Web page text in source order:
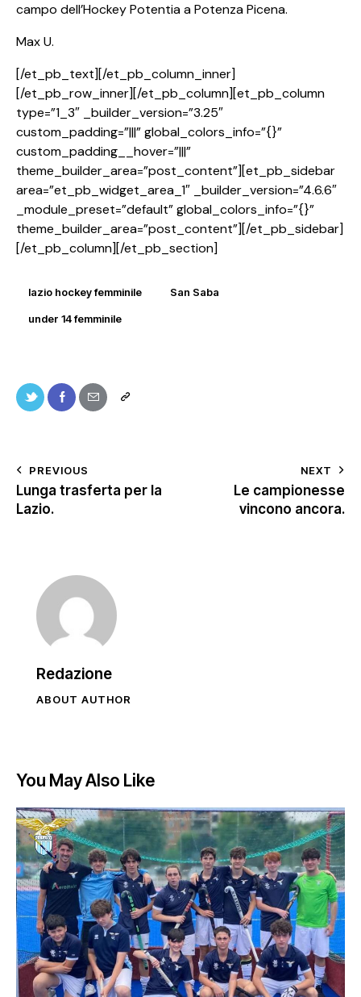
campo dell’Hockey Potentia a Potenza Picena.
Max U.
[/et_pb_text][/et_pb_column_inner]
[/et_pb_row_inner][/et_pb_column][et_pb_column
type=”1_3″ _builder_version=”3.25″
custom_padding=”|||” global_colors_info=”{}”
custom_padding__hover=”|||”
theme_builder_area=”post_content”][et_pb_sidebar
area=”et_pb_widget_area_1″ _builder_version=”4.6.6″
_module_preset=”default” global_colors_info=”{}”
theme_builder_area=”post_content”][/et_pb_sidebar]
[/et_pb_column][/et_pb_section]
lazio hockey femminile San Saba
under 14 femminile
PREVIOUS
Lunga trasferta per la
Lazio.
NEXT
Le campionesse
vincono ancora.
Redazione
ABOUT AUTHOR
You May Also Like